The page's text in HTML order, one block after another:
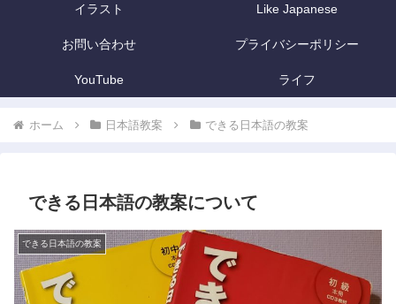
イラスト Like Japanese
お問い合わせ プライバシーポリシー
YouTube ライフ
ホーム 日本語教案 できる日本語の教案
できる日本語の教案について
できる日本語の教案